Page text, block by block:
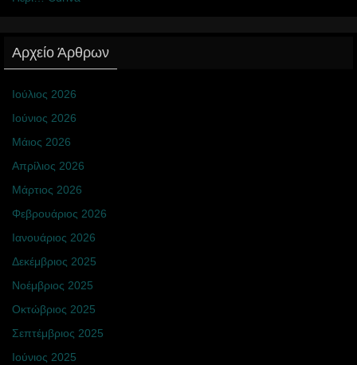
Αρχείο Άρθρων
Ιούλιος 2026
Ιούνιος 2026
Μάιος 2026
Απρίλιος 2026
Μάρτιος 2026
Φεβρουάριος 2026
Ιανουάριος 2026
Δεκέμβριος 2025
Νοέμβριος 2025
Οκτώβριος 2025
Σεπτέμβριος 2025
Ιούνιος 2025